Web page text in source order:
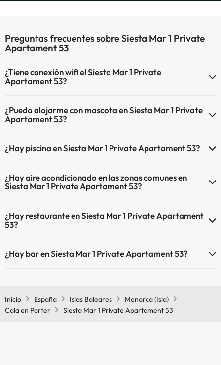
Preguntas frecuentes sobre Siesta Mar 1 Private
Apartament 53
¿Tiene conexión wifi el Siesta Mar 1 Private
Apartament 53?
¿Puedo alojarme con mascota en Siesta Mar 1 Private
Apartament 53?
¿Hay piscina en Siesta Mar 1 Private Apartament 53?
puede ser de pago) Aquí tienes más info sobre la piscina y otras
instalaciones.
¿Hay aire acondicionado en las zonas comunes en
Siesta Mar 1 Private Apartament 53?
las zonas comunes.
¿Hay restaurante en Siesta Mar 1 Private Apartament
53?
¿Hay bar en Siesta Mar 1 Private Apartament 53?
Inicio España Islas Baleares
Menorca (Isla)
Cala en Porter
Siesta Mar 1 Private Apartament 53